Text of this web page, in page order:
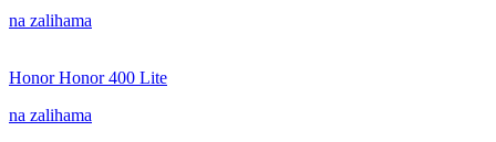
na zalihama
Honor Honor 400 Lite
na zalihama